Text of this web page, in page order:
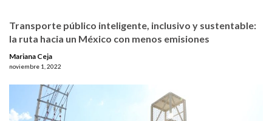
Transporte público inteligente, inclusivo y sustentable:
la ruta hacia un México con menos emisiones
Mariana Ceja
noviembre 1, 2022